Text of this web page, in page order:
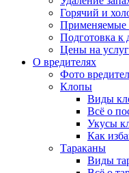
Горячий и
Применяемые
Подготовка к
Цены на
О вредителях
Фото
Клопы
Виды
Всё о
Укусы
Как
Тараканы
Виды